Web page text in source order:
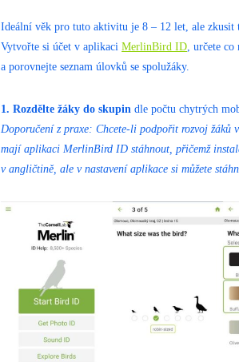
Ideální věk pro tuto aktivitu je 8 – 12 let, ale zkusit
Vytvořte si účet v aplikaciMerlinBird ID, určete co
a porovnejte seznam úlovků se spolužáky.
1. Rozdělte žáky do skupin dle počtu chytrých
Doporučení z praxe: Chcete-li podpořit rozvoj žáků
mají aplikaci MerlinBird ID stáhnout, přičemž
v angličtině, ale v nastavení aplikace si můžete